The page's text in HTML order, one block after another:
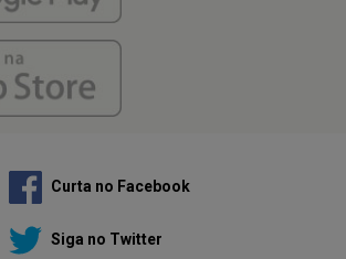
Curta no Facebook
Siga no Twitter